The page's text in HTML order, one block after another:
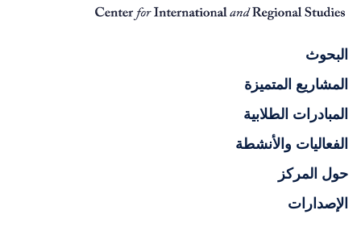
البحوث
المشاريع المتميزة
المبادرات الطلابية
الفعاليات والأنشطة
حول المركز
الإصدارات